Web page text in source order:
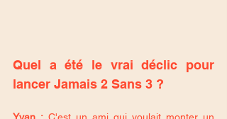
Quel a été le vrai déclic pour
lancer Jamais 2 Sans 3 ?
Yvan : C'est un ami qui voulait monter un